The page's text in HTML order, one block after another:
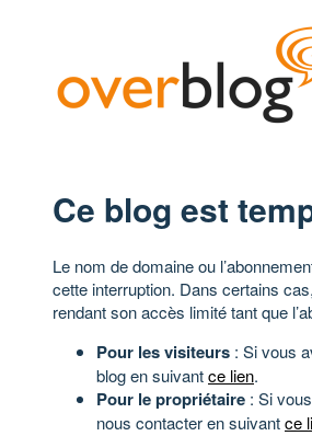
Ce blog est
Le nom de domaine ou
cette interruption. Dans certains
rendant son accès limité tant que
Pour les visiteurs : Si vous
blog en suivantce lien.
Pour le propriétaire : Si
nous contacter en suivantce